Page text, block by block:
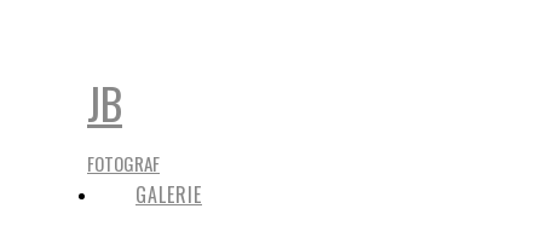
JB
FOTOGRAF
GALERIE